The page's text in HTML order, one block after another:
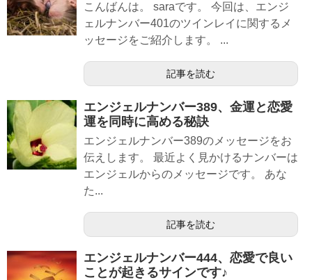
こんばんは。 saraです。 今回は、エンジ
ェルナンバー401のツインレイに関するメ
ッセージをご紹介します。 ...
記事を読む
エンジェルナンバー389、金運と恋愛
運を同時に高める秘訣
エンジェルナンバー389のメッセージをお
伝えします。 最近よく見かけるナンバーは
エンジェルからのメッセージです。 あな
た...
記事を読む
エンジェルナンバー444、恋愛で良い
ことが起きるサインです♪